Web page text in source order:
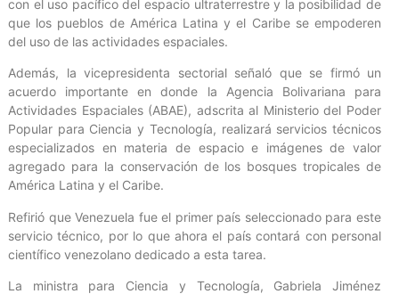
con el uso pacífico del espacio ultraterrestre y la posibilidad de
que los pueblos de América Latina y el Caribe se empoderen
del uso de las actividades espaciales.
Además, la vicepresidenta sectorial señaló que se firmó un
acuerdo importante en donde la Agencia Bolivariana para
Actividades Espaciales (ABAE), adscrita al Ministerio del Poder
Popular para Ciencia y Tecnología, realizará servicios técnicos
especializados en materia de espacio e imágenes de valor
agregado para la conservación de los bosques tropicales de
América Latina y el Caribe.
Refirió que Venezuela fue el primer país seleccionado para este
servicio técnico, por lo que ahora el país contará con personal
científico venezolano dedicado a esta tarea.
La ministra para Ciencia y Tecnología, Gabriela Jiménez